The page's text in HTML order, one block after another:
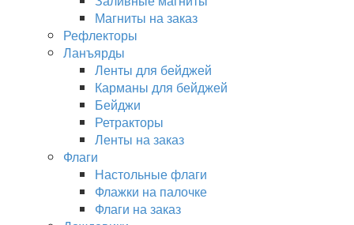
Магниты на заказ
Рефлекторы
Ланъярды
Ленты для бейджей
Карманы для бейджей
Бейджи
Ретракторы
Ленты на заказ
Флаги
Настольные флаги
Флажки на палочке
Флаги на заказ